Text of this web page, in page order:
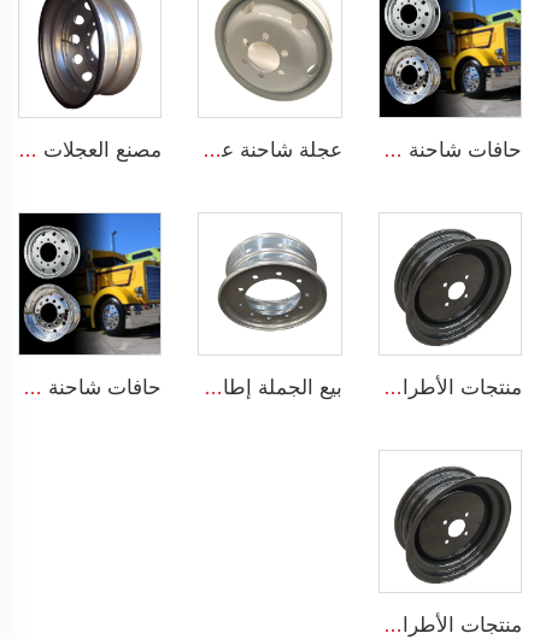
حافات شاحنة شيفر 11r22.5 17.5 20 بوصة 24 22.5 4x4 أسود و كروم لشاحنات عجلة شاحنة عالية الجودة، إطار فولاذي مقاس 6.75x22.5 مع 6 ثقوب لاطارات مقاس 225/70R22.5 مصنع العجلات عجلات بلا أنبوب مقاس 8.25 * 22.5 عجلات شاحنة صلب مقاس 8.25 * 22.5 للاستخدام مع إطارات مقاس 11R22.5
منتجات الأطراف للبيع 4Jx12 عجلات أخرى أطراف شاحنة مقطورة زراعية 145/70R12 إطارات زراعية بيع الجملة إطارات شاحنات فولاذية بقياس 7.5x19.5 إنش إطارات شاحنات 19.5 إطارات شاحنات 245/70R19.5 حافات شاحنة شيفر 11r22.5 17.5 20 بوصة 24 22.5 4x4 أسود و كروم لشاحنات
منتجات الأطراف للبيع 4Jx12 عجلات أخرى أطراف شاحنة مقطورة زراعية 145/70R12 إطارات زراعية